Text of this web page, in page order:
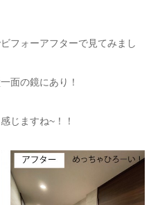
フォーアフターで見てみまし
面の鏡にあり！
じますね~！！